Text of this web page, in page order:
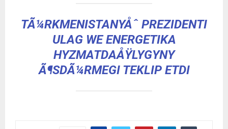
TÃ¼RKMENISTANYÅˆ PREZIDENTI
ULAG WE ENERGETIKA
HYZMATDAÅŸLYGYNY
Ã¶SDÃ¼RMEGI TEKLIP ETDI